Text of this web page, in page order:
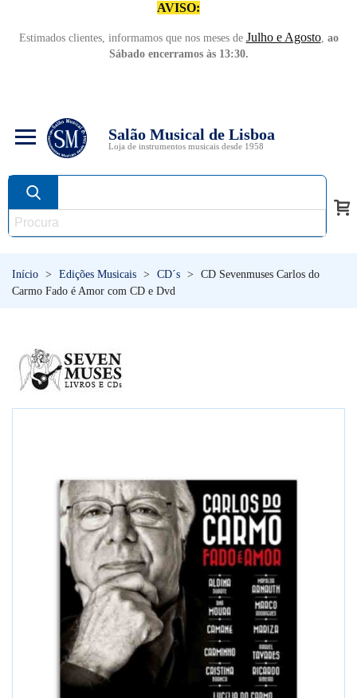
AVISO:
Estimados clientes, informamos que nos meses de Julho e Agosto, ao
Sábado encerramos às 13:30.
Salão Musical de Lisboa
Loja de instrumentos musicais desde 1958
Início > Edições Musicais > CD´s >
CD Sevenmuses Carlos do
Carmo Fado é Amor com CD e Dvd